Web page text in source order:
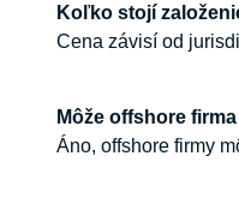
Koľko stojí
Cena závisí od
Môže offshore
Áno, offshore firmy